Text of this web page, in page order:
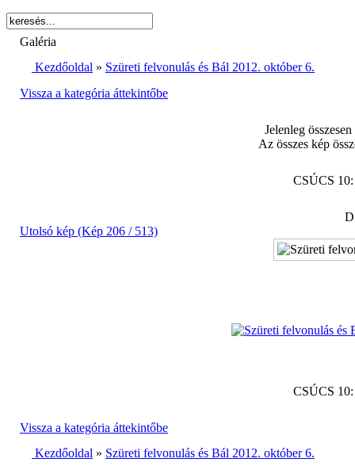
Galéria
Kezdőoldal » Szüreti felvonulás és Bál 2012. október 6.
Vissza a kategória áttekintőbe
Jelenleg
Az összes kép
CSÚCS
Utolsó kép (Kép 206 / 513)
CSÚCS
Vissza a kategória áttekintőbe
Kezdőoldal » Szüreti felvonulás és Bál 2012. október 6.